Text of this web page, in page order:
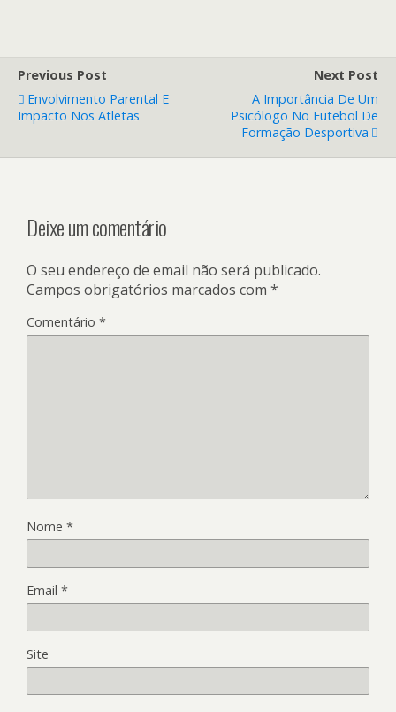
Previous Post
Envolvimento Parental E
Impacto Nos Atletas
Next Post
A Importância De Um
Psicólogo No Futebol De
Formação Desportiva
Deixe um comentário
O seu endereço de email não será publicado.
Campos obrigatórios marcados com *
Comentário *
Nome *
Email *
Site